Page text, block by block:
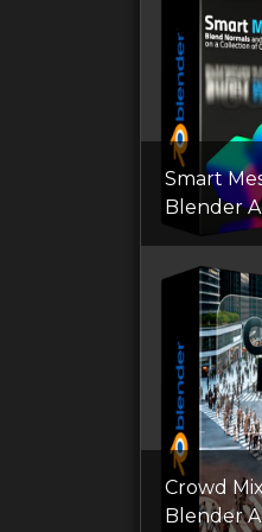
Smart
Blender
Crowd
Blender